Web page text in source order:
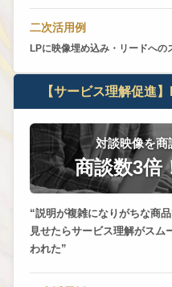
二次活用例
LPに映像埋め込み・リードへの
【サービス理解促進
対談映像を商
商談数3倍
説明が複雑になりがちな商
見せたらサービス理解がスム
われた